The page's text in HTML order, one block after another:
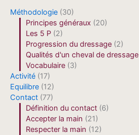
Méthodologie (30)
Principes généraux (20)
Les 5 P (2)
Progression du dressage (2)
Qualités d'un cheval de dressage
Vocabulaire (3)
Activité (17)
Equilibre (12)
Contact (77)
Définition du contact (6)
Accepter la main (21)
Respecter la main (12)